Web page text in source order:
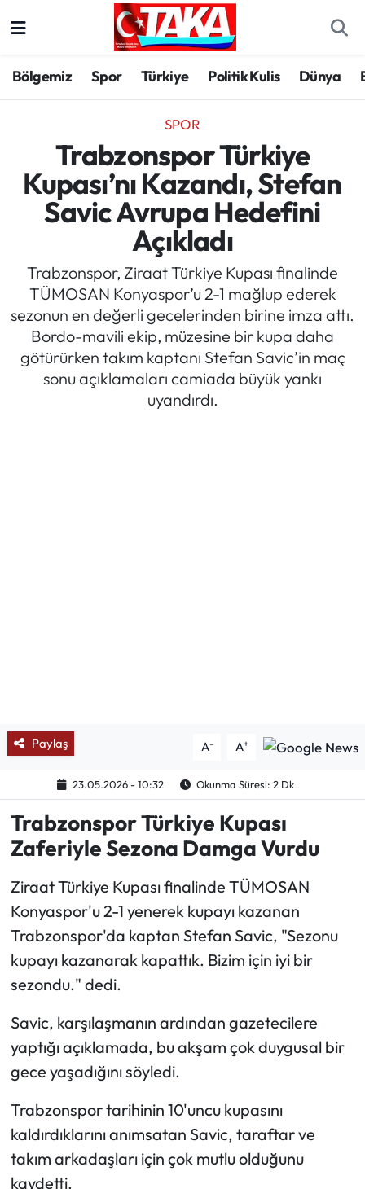
Bölgemiz Spor Türkiye Politik Kulis Dünya
SPOR
Trabzonspor Türkiye
Kupası’nı Kazandı, Stefan
Savic Avrupa Hedefini
Açıkladı
Trabzonspor, Ziraat Türkiye Kupası finalinde
TÜMOSAN Konyaspor’u 2-1 mağlup ederek
sezonun en değerli gecelerinden birine imza attı.
Bordo-mavili ekip, müzesine bir kupa daha
götürürken takım kaptanı Stefan Savic’in maç
sonu açıklamaları camiada büyük yankı
uyandırdı.
Paylaş A- A+
23.05.2026 - 10:32 Okunma Süresi: 2 Dk
Trabzonspor Türkiye Kupası
Zaferiyle Sezona Damga Vurdu
Ziraat Türkiye Kupası finalinde TÜMOSAN
Konyaspor'u 2-1 yenerek kupayı kazanan
Trabzonspor'da kaptan Stefan Savic, "Sezonu
kupayı kazanarak kapattık. Bizim için iyi bir
sezondu." dedi.
Savic, karşılaşmanın ardından gazetecilere
yaptığı açıklamada, bu akşam çok duygusal bir
gece yaşadığını söyledi.
Trabzonspor tarihinin 10'uncu kupasını
kaldırdıklarını anımsatan Savic, taraftar ve
takım arkadaşları için çok mutlu olduğunu
kaydetti.
Spor
Türkiye
Kültür/Sanat
Politika
Politik Kulis
Dünya
Magazin
Mektup Galeri
Turizm
Teknoloji
Trabzon Hava Durumu
Trabzon Trafik Yoğunluk Haritası
Süper Lig Puan Durumu ve Fikstür
Tüm Manşetler
Son Dakika Haberleri
Haber Arşivi